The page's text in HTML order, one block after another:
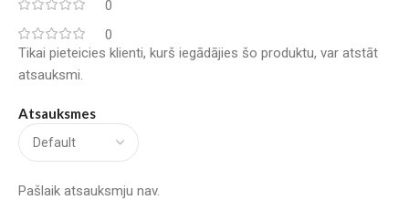
0
0
Atsauksmes
Pašlaik atsauksmju nav.
Tikai pieteicies klienti, kurš iegādājies šo produktu, var atstāt
atsauksmi.